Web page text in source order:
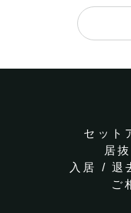
セット
居
入居 / 退
ご